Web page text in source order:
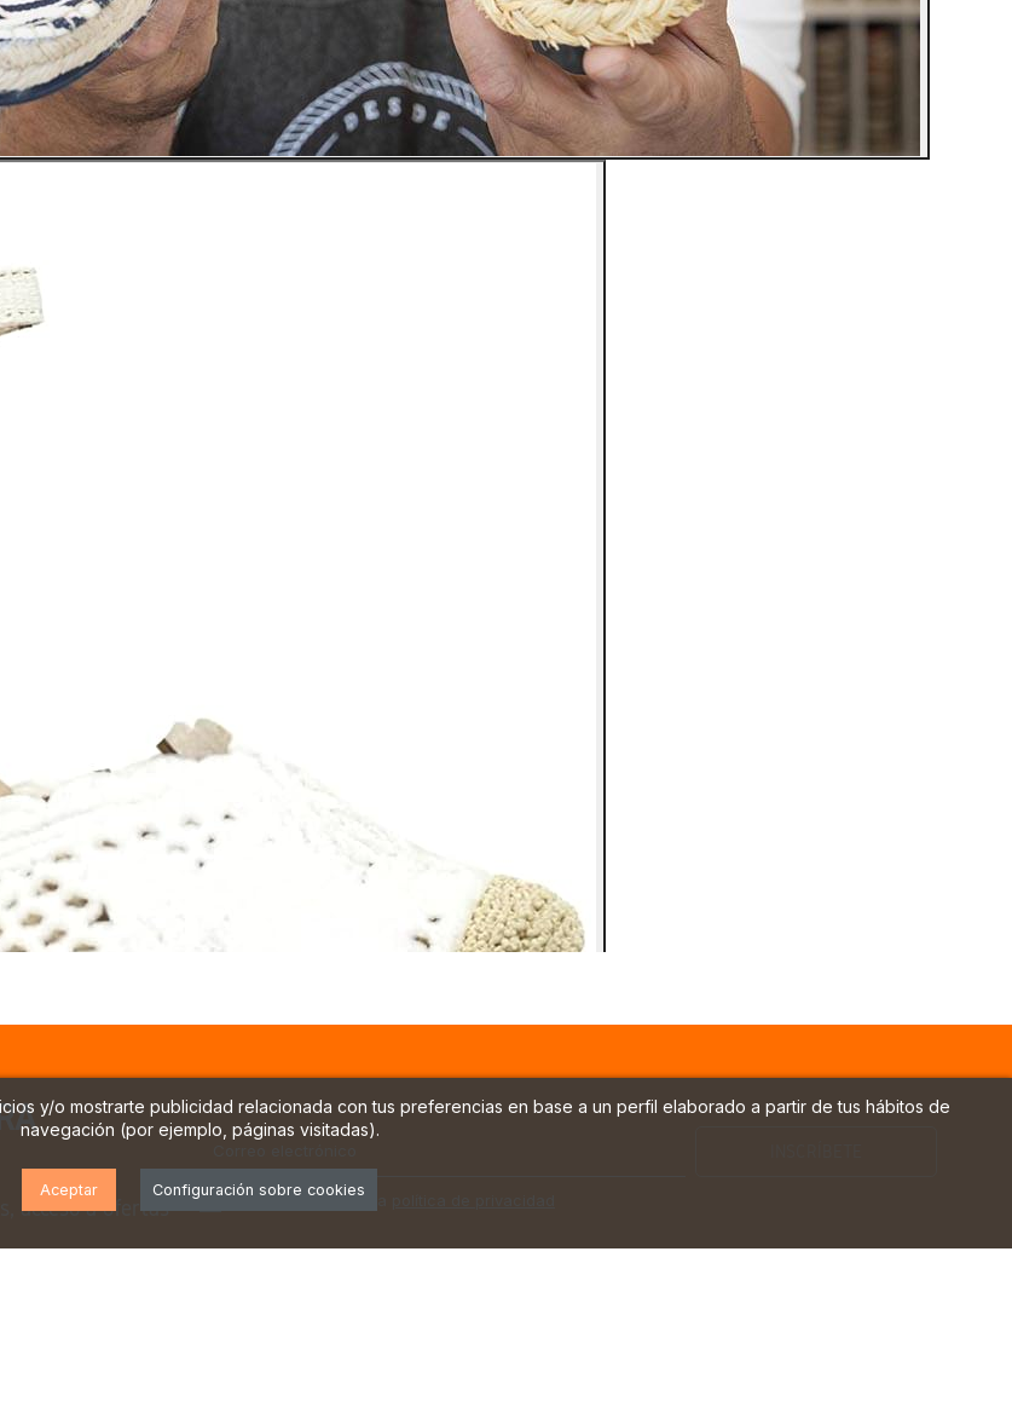
y/o mostrarte publicidad relacionada con tus preferencias en base a un perfil elaborado a partir de tus hábitos de
navegación (por ejemplo, páginas visitadas).
Aceptar Configuración sobre cookies
acceso a ofertas
He leído y acepto la